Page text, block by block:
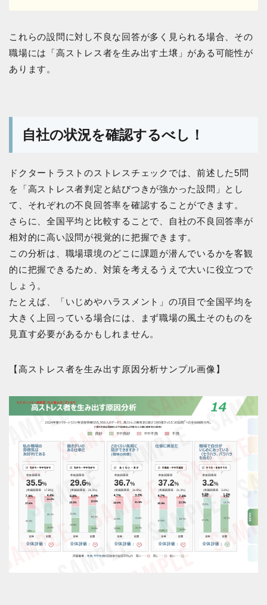
これらの設問に対し不良な回答が多く見られる場合、その
職場には「高ストレス者を生み出す土壌」がある可能性が
あります。
自社の状況を確認するべし！
ドクタートラストのストレスチェックでは、前述した5問
を「高ストレス者判定と結びつきが強かった設問」とし
て、それぞれの不良回答率を確認することができます。
さらに、全国平均と比較することで、自社の不良回答率が
相対的に高い設問が視覚的に把握できます。
この分析は、職場環境のどこに課題が潜んでいるかを客観
的に把握できるため、対策を考えるうえで大いに役立つで
しょう。
たとえば、「いじめやハラスメント」の項目で全国平均を
大きく上回っている場合には、まず職場の風土そのものを
見直す必要があるかもしれません。
【高ストレス者を生み出す原因分析サンプル画像】